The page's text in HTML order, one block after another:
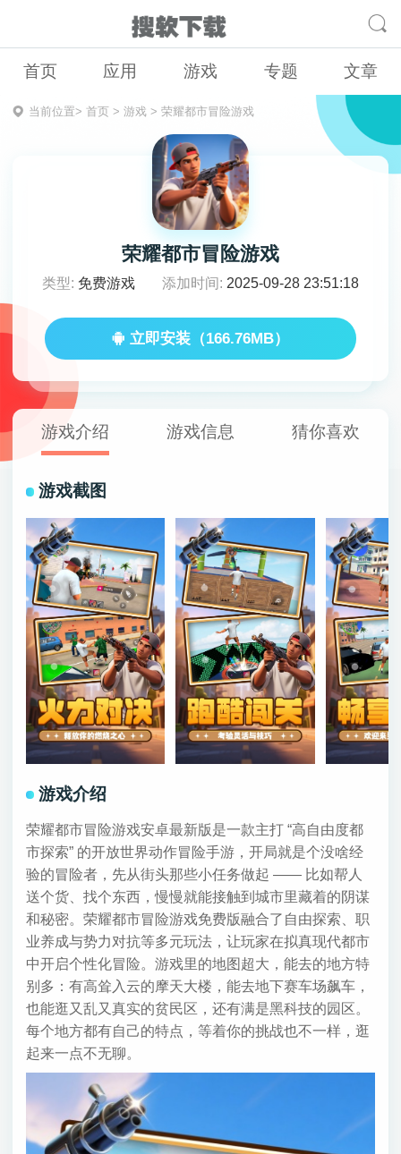
首页 应用 游戏 专题 文章
当前位置> 首页> 游戏> 荣耀都市冒险游戏
荣耀都市冒险游戏
类型: 免费游戏 添加时间: 2025-09-28 23:51:18
立即安装（166.76MB）
游戏介绍 游戏信息 猜你喜欢
游戏截图
游戏介绍
荣耀都市冒险游戏安卓最新版是一款主打 “高自由度都
市探索” 的开放世界动作冒险手游，开局就是个没啥经
验的冒险者，先从街头那些小任务做起 —— 比如帮人
送个货、找个东西，慢慢就能接触到城市里藏着的阴谋
和秘密。荣耀都市冒险游戏免费版融合了自由探索、职
业养成与势力对抗等多元玩法，让玩家在拟真现代都市
中开启个性化冒险。游戏里的地图超大，能去的地方特
别多：有高耸入云的摩天大楼，能去地下赛车场飙车，
也能逛又乱又真实的贫民区，还有满是黑科技的园区。
每个地方都有自己的特点，等着你的挑战也不一样，逛
起来一点不无聊。